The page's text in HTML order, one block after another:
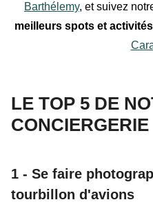
Barthélemy, et suivez
meilleurs spots et activités
LE TOP 5 DE
CONCIERGERIE
1 - Se faire
tourbillon d'avions